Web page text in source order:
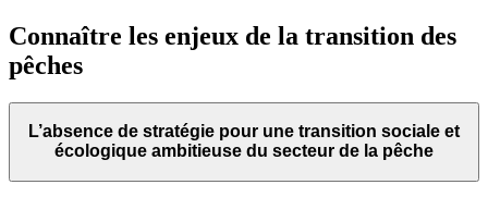
Connaître les enjeux de la transition des
pêches
L’absence de stratégie pour une transition sociale et
écologique ambitieuse du secteur de la pêche